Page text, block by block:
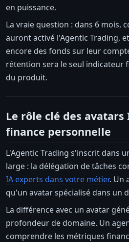
en puissance.
La vraie question : dans 6 mois,
auront activé l'Agentic Trading,
encore des fonds sur leur
rétention sera le seul indicateur
du produit.
Le rôle clé des avatars
finance personnelle
L'Agentic Trading s'inscrit dans
large : la délégation de tâches
IA experts dans votre métier. Un
qu'un avatar spécialisé dans un
La différence avec un avatar
profondeur de domaine. Un
comprendre les métriques